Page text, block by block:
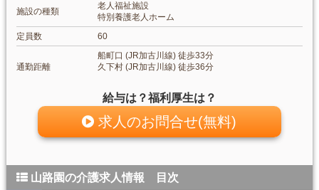
施設の種類
老人福祉施設
特別養護老人ホーム
定員数
60
通勤距離
船町口 (JR加古川線) 徒歩33分
久下村 (JR加古川線) 徒歩36分
給与は？福利厚生は？
求人のお問合せ(無料)
山路園の介護求人情報 目次